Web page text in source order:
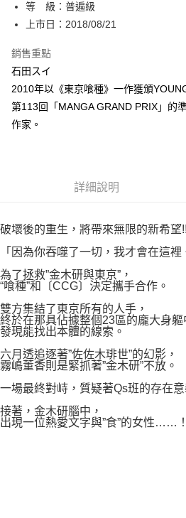
１．於結帳方式選擇「AFTEE先享後付」後
結帳頁面，進行簡訊認證並確認金額後，即
２．訂單成立數日內，您將收到繳費通知簡訊
ATM／網路銀行／等多元方式進行付款，方
※ 請注意：結帳手續完成當下不需立刻繳費
購買商品的店家。未經商家同意取消之訂單
後付繳納相關費用。
※ 交易是否成功請以「AFTEE先享後付 」
是否繳費成功／繳費後需取消欲退款等相關
易，需依本服務之必要範圍內提供個人資料
https://aftee.tw/terms/#terms3
３．未成年的使用者請事先徵得法定代理人
「AFTEE先享後付」，若未經同意申辦者引
４．使用「AFTEE先享後付」時，將依據個
時審查核予不同之上限額度；若仍有額度不
５．嚴禁一人註冊多個帳號或使用他人資訊
恩沛科技股份有限公司將有權停止該用戶之
付款後全家取貨
每筆NT$80，滿NT$500(含以上)免運費
付款後萊爾富取貨
每筆NT$80，滿NT$500(含以上)免運費
宅配
國家/地區配送
等 級：普遍級
上市日：2018/08/21
銷售重點
石田スイ
2010年以《東京喰種》一作獲頒
第113回「MANGA GRAND PRIX」的
作家。
詳細說明
破壞後的重生，將帶來無限的新希望!!
「因為你吞噬了一切，我才會在這裡
為了拯救”金木研與東京”，
“喰種”和〔CCG〕決定攜手合作。
雙方集結了東京所有的人手，
終於在那具佔據整個23區的龐大身軀
發現能找出本體的線索。
六月透追逐著”佐佐木琲世”的幻影，
霧嶋董香則是緊抓著”金木研”不放。
一場最終對峙，質疑著Qs班的存在意
接著，金木研腦中，
出現一位熱愛文字與”食”的女性……！